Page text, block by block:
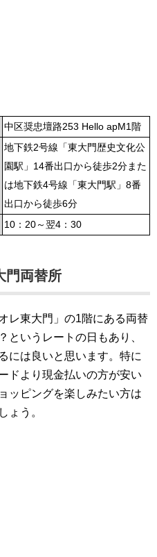
中区奨忠壇路253 Hello apM1階
地下鉄2号線「東大門歴史文化公
園駅」14番出口から徒歩2分また
は地下鉄4号線「東大門駅」8番
出口から徒歩6分
10：20～翌4：30
門両替所
レ東大門」の1階にある両替
というレートの日もあり、
には良いと思います。特に
ドより現金払いの方が安い
ッピングを楽しみたい方は
ょう。